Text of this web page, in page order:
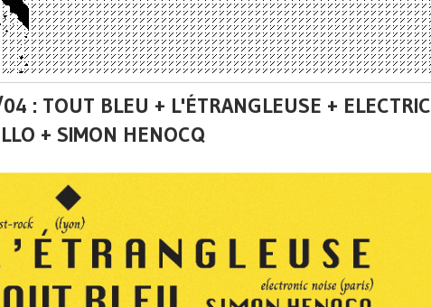
: TOUT BLEU + L'ÉTRANGLEUSE + ELECTRIC
+ SIMON HENOCQ